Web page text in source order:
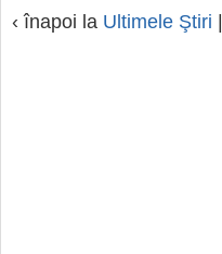
‹ înapoi la Ultimele Ştiri |